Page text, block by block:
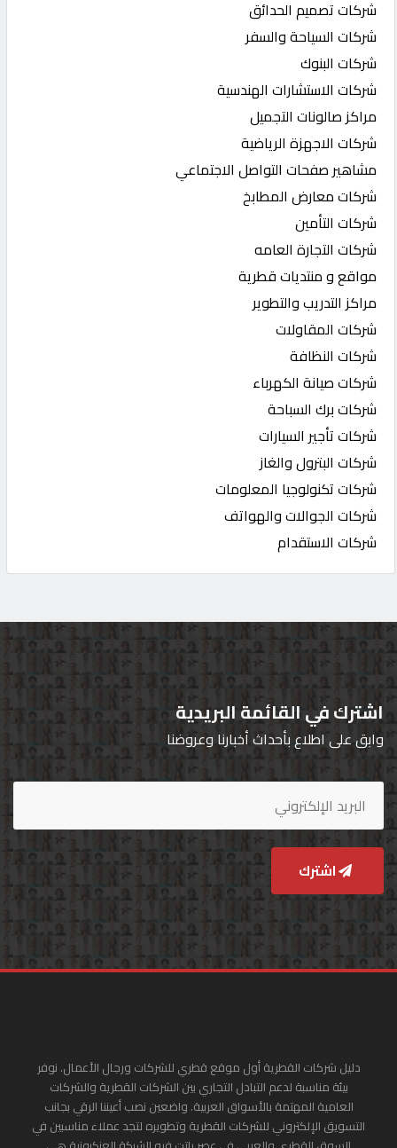
شركات تصميم الحدائق
شركات السياحة والسفر
شركات البنوك
شركات الاستشارات الهندسية
مراكز صالونات التجميل
شركات الاجهزة الرياضية
مشاهير صفحات التواصل الاجتماعي
شركات معارض المطابخ
شركات التأمين
شركات التجارة العامه
مواقع و منتديات قطرية
مراكز التدريب والتطوير
شركات المقاولات
شركات النظافة
شركات صيانة الكهرباء
شركات برك السباحة
شركات تأجير السيارات
شركات البترول والغاز
شركات تكنولوجيا المعلومات
شركات الجوالات والهواتف
شركات الاستقدام
اشترك في القائمة البريدية
وابق على اطلاع بأحداث أخبارنا وعروضنا
اشترك
دليل شركات القطرية أول موقع قطري للشركات ورجال الأعمال. نوفر
بيئة مناسبة لدعم التبادل التجاري بين الشركات القطرية والشركات
العامية المهتمة بالأسواق العربية. واضعين نصب أعيننا الرقي بجانب
التسويق الإلكتروني للشركات القطرية وتطويره لتجد عملاء مناسبين في